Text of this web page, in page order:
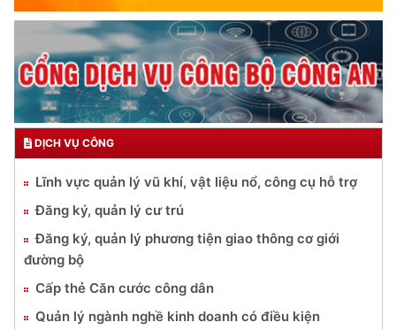
DỊCH VỤ CÔNG
Lĩnh vực quản lý vũ khí, vật liệu nổ, công cụ hỗ trợ
Đăng ký, quản lý cư trú
Đăng ký, quản lý phương tiện giao thông cơ giới
đường bộ
Cấp thẻ Căn cước công dân
Quản lý ngành nghề kinh doanh có điều kiện